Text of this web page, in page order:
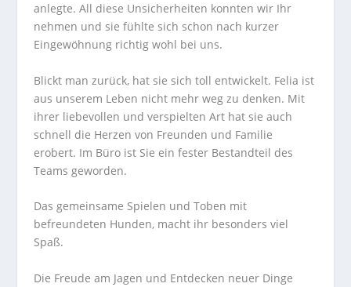
anlegte. All diese Unsicherheiten konnten wir Ihr
nehmen und sie fühlte sich schon nach kurzer
Eingewöhnung richtig wohl bei uns.
Blickt man zurück, hat sie sich toll entwickelt. Felia ist
aus unserem Leben nicht mehr weg zu denken. Mit
ihrer liebevollen und verspielten Art hat sie auch
schnell die Herzen von Freunden und Familie
erobert. Im Büro ist Sie ein fester Bestandteil des
Teams geworden.
Das gemeinsame Spielen und Toben mit
befreundeten Hunden, macht ihr besonders viel
Spaß.
Die Freude am Jagen und Entdecken neuer Dinge